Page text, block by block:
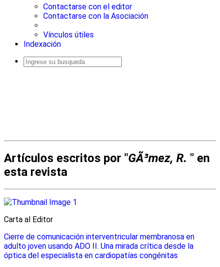
Contactarse con el editor
Contactarse con la Asociación
Vínculos útiles
Indexación
Artículos escritos por "GÃ³mez, R. " en
esta revista
Carta al Editor
Cierre de comunicación interventricular membranosa en
adulto joven usando ADO II. Una mirada crítica desde la
óptica del especialista en cardiopatías congénitas